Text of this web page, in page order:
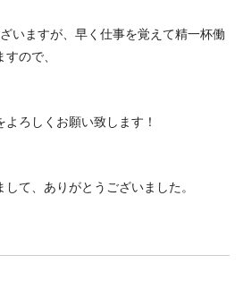
いますが、早く仕事を覚えて精一杯働
ので、
ろしくお願い致します！
て、ありがとうございました。